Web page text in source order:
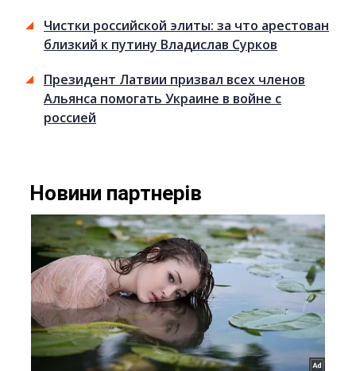
Чистки российской элиты: за что арестован
близкий к путину Владислав Сурков
Президент Латвии призвал всех членов
Альянса помогать Украине в войне с
россией